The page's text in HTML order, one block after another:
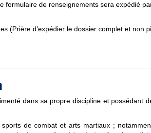
formulaire de renseignements sera expédié
(Prière d’expédier le dossier complet et non
dans sa propre discipline et possédant
de combat et arts martiaux ;